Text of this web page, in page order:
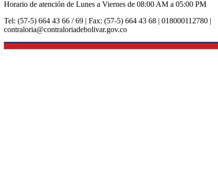
Horario de atención de Lunes a Viernes de 08:00 AM a 05:00 PM
Tel: (57-5) 664 43 66 / 69 | Fax: (57-5) 664 43 68 | 018000112780 |
contraloria@contraloriadebolivar.gov.co